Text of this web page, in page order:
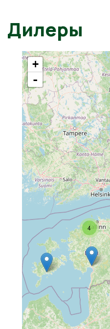
Дилеры
4
+
-